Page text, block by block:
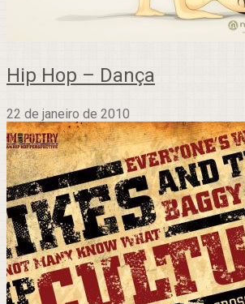
Hip Hop – Dança
22 de janeiro de 2010